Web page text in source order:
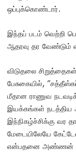
ஒப்புக்கொண்டார்.
இந்தப் படம் வெற்றி
ஆதரவு தர வேண்டும்
விடுதலை
பேசுகையில்,
மீதான ராணுவ
இயக்கங்கள் நடத்திய
இந்நிகழ்ச்சிக்கு வர
மேடையிலேயே
என்பதனை அண்ணன்